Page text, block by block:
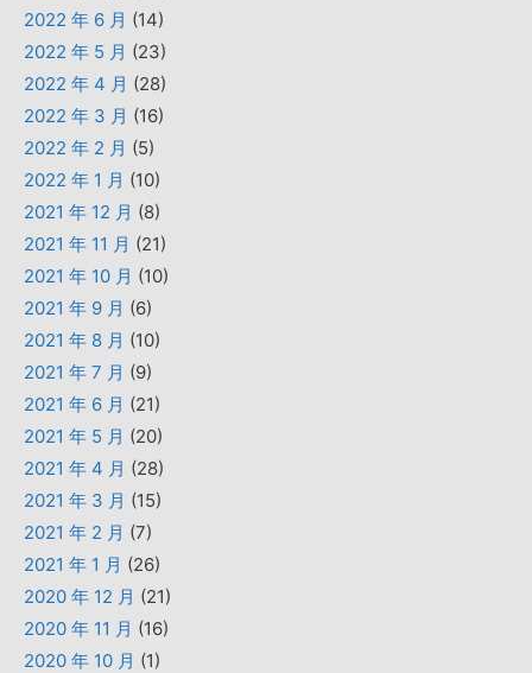
2022 年 6 月 (14)
2022 年 5 月 (23)
2022 年 4 月 (28)
2022 年 3 月 (16)
2022 年 2 月 (5)
2022 年 1 月 (10)
2021 年 12 月 (8)
2021 年 11 月 (21)
2021 年 10 月 (10)
2021 年 9 月 (6)
2021 年 8 月 (10)
2021 年 7 月 (9)
2021 年 6 月 (21)
2021 年 5 月 (20)
2021 年 4 月 (28)
2021 年 3 月 (15)
2021 年 2 月 (7)
2021 年 1 月 (26)
2020 年 12 月 (21)
2020 年 11 月 (16)
2020 年 10 月 (1)